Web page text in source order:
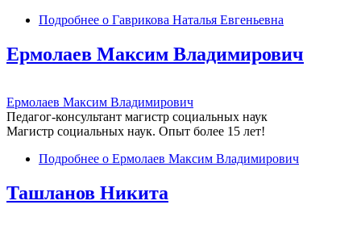
Подробнее о Гаврикова Наталья Евгеньевна
Ермолаев Максим Владимирович
Ермолаев Максим Владимирович
Педагог-консультант магистр социальных наук
Магистр социальных наук. Опыт более 15 лет!
Подробнее о Ермолаев Максим Владимирович
Ташланов Никита